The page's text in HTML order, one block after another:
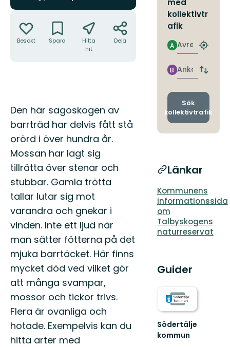
Besökt Spara
Hitta
hit
Dela
Beskrivning
Den här sagoskogen av
barrträd har delvis fått stå
orörd i över hundra år.
Mossan har lagt sig
tillrätta över stenar och
stubbar. Gamla trötta
tallar lutar sig mot
varandra och gnekar i
vinden. Inte ett ljud när
man sätter fötterna på det
mjuka barrtäcket. Här finns
mycket död ved vilket gör
att många svampar,
mossor och tickor trivs.
Flera är ovanliga och
hotade. Exempelvis kan du
hitta arter med
med
kollektivtr
afik
Avresa
A
Hitta
Ankomst
B
Byt
och
Sök
kollektivtrafik
Länkar
Kommunens
informationssida
om
Talbyskogens
naturreservat
Guider
Södertälje
kommun